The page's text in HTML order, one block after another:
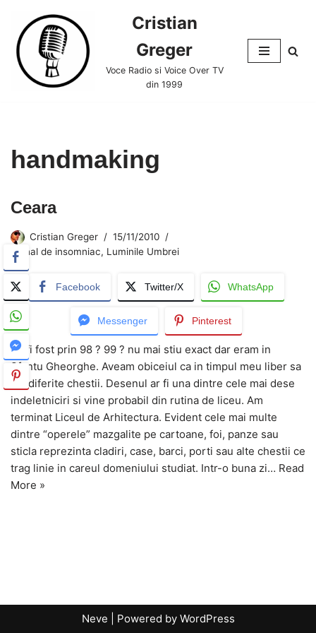
Skip
to
content
Cristian
Greger
Voce Radio si Voice Over TV
din 1999
handmaking
Ceara
Cristian Greger
15/11/2010
Jurnal de insomniac, Luminile Umbrei
Facebook Twitter/X WhatsApp
Messenger Pinterest
Sa fi fost prin 98 ? 99 ? nu mai stiu exact dar eram in
Sfantu Gheorghe. Aveam obiceiul ca in timpul meu liber sa
fac diferite chestii. Desenul ar fi una dintre cele mai dese
indeletniciri si vine probabil din rutina de liceu. Am
terminat Liceul de Arhitectura. Evident cele mai multe
dintre “operele” mazgalite pe cartoane, foi, panze sau
sticla reprezinta cladiri, case, barci, porti sau alte chestii ce
trag linie in careul domeniului studiat. Intr-o buna zi… Read
More »
Neve | Powered by WordPress